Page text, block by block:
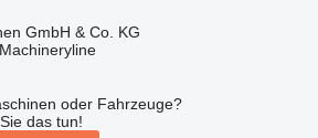
GmbH & Co. KG
oder Fahrzeuge?
das tun!